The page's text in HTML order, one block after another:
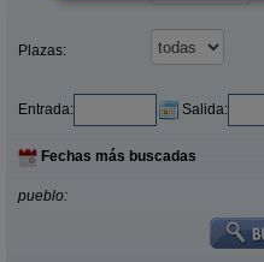
Plazas:
Entrada: Salida:
Fechas más buscadas
pueblo: